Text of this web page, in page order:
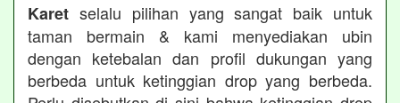
Karet selalu pilihan yang sangat baik untuk
taman bermain & kami menyediakan ubin
dengan ketebalan dan profil dukungan yang
berbeda untuk ketinggian drop yang berbeda.